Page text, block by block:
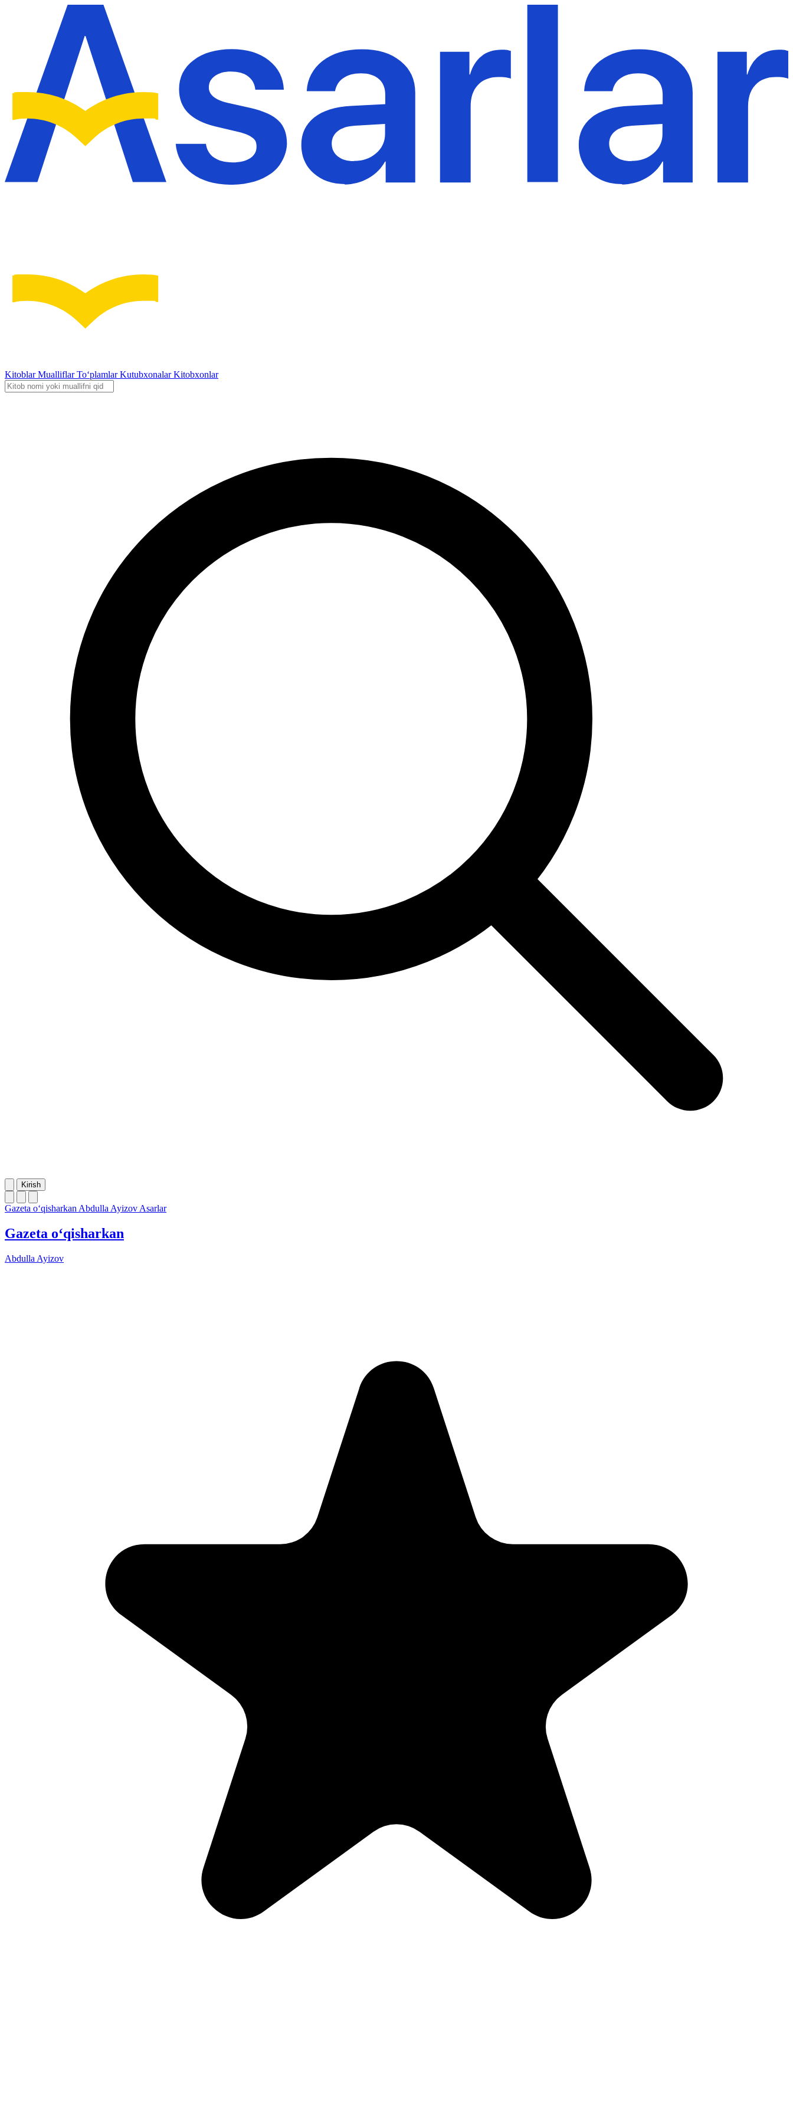
KitoblarMualliflarTo‘plamlarKutubxonalarKitobxonlar
Kirish
Gazeta o‘qisharkan Abdulla Ayizov Asarlar
Gazeta o‘qisharkan
Abdulla Ayizov